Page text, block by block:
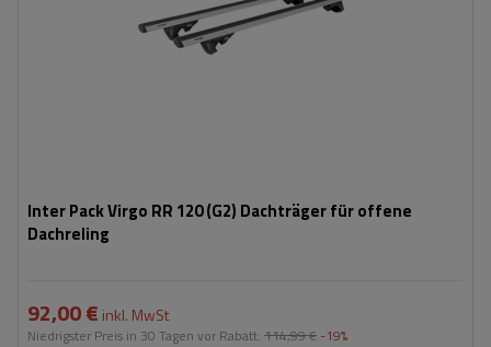
Inter Pack Virgo RR 120 (G2) Dachträger für offene
Dachreling
92,00 € inkl. MwSt
Niedrigster Preis in 30 Tagen vor Rabatt: 114,99 € -19%